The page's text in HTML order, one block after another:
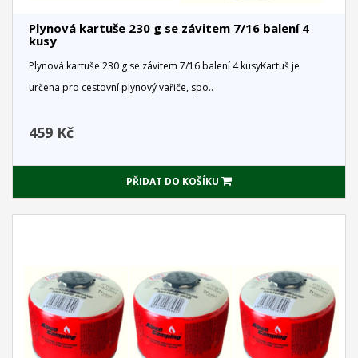
Plynová kartuše 230 g se závitem 7/16 balení 4
kusy
Plynová kartuše 230 g se závitem 7/16 balení 4 kusyKartuš je
určena pro cestovní plynový vařiče, spo..
459 Kč
PŘIDAT DO KOŠÍKU